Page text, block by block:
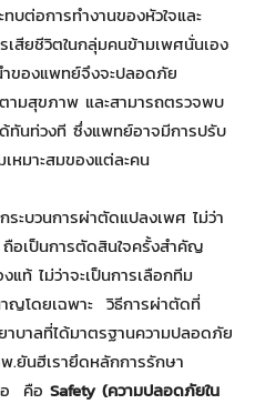
ต่อการทำงานของหัวใจและ
สียชีวิตในกลุ่มคนข้ามเพศนั่นเอง
ำของแพทย์จึงจะปลอดภัย
ามสุขภาพ และสามารถตรวจพบ
นท่วงที ซึ่งแพทย์อาจมีการปรับ
หมาะสมของแต่ละคน
นการผ่าตัดแปลงเพศ ไม่ว่า
เป็นการตัดสินใจครั้งสำคัญ
ท้ ไม่ว่าจะเป็นการเลือกทีม
ญโดยเฉพาะ วิธีการผ่าตัดที่
บาลที่ได้มาตรฐานความปลอดภัย
.ยันฮีเรายึดหลักการรักษา
คือ Safety (ความปลอดภัยใน